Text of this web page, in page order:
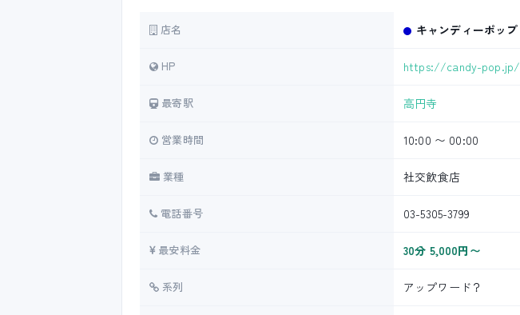
店名 キャンディーポップ
HP https://candy-pop.jp/
最寄駅 高円寺
営業時間 10:00 〜 00:00
業種 社交飲食店
電話番号 03-5305-3799
最安料金 30分 5,000円〜
系列 アップワード？